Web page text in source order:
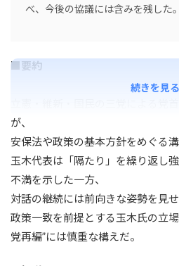
べ、今後の協議には含みを残した。
■要約
が、
安保法や政策の基本方針をめぐる溝
玉木代表は「隔たり」を繰り返し
不満を示した一方、
対話の継続には前向きな姿勢を見せ
政策一致を前提とする玉木氏の立
党再編”には慎重な構えだ。
続きを見る